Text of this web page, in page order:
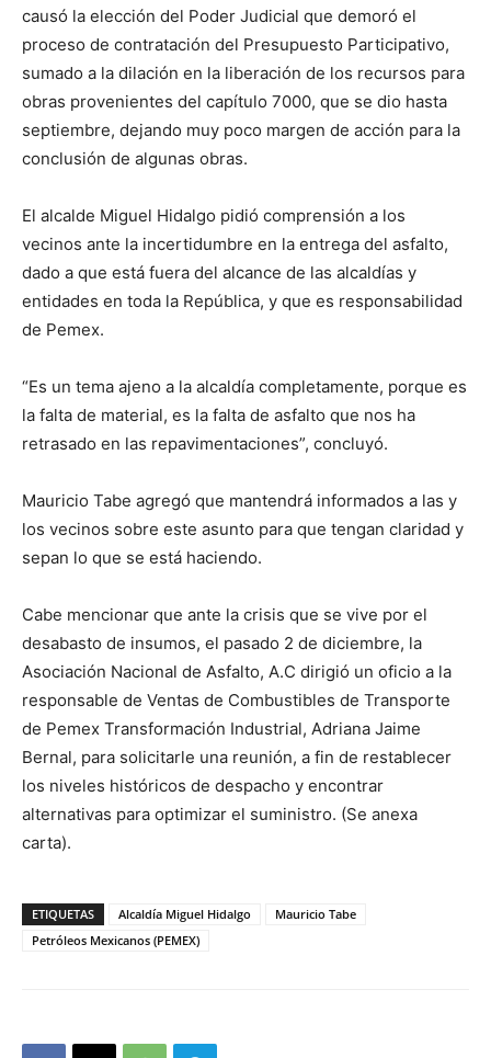
causó la elección del Poder Judicial que demoró el
proceso de contratación del Presupuesto Participativo,
sumado a la dilación en la liberación de los recursos para
obras provenientes del capítulo 7000, que se dio hasta
septiembre, dejando muy poco margen de acción para la
conclusión de algunas obras.
El alcalde Miguel Hidalgo pidió comprensión a los
vecinos ante la incertidumbre en la entrega del asfalto,
dado a que está fuera del alcance de las alcaldías y
entidades en toda la República, y que es responsabilidad
de Pemex.
“Es un tema ajeno a la alcaldía completamente, porque es
la falta de material, es la falta de asfalto que nos ha
retrasado en las repavimentaciones”, concluyó.
Mauricio Tabe agregó que mantendrá informados a las y
los vecinos sobre este asunto para que tengan claridad y
sepan lo que se está haciendo.
Cabe mencionar que ante la crisis que se vive por el
desabasto de insumos, el pasado 2 de diciembre, la
Asociación Nacional de Asfalto, A.C dirigió un oficio a la
responsable de Ventas de Combustibles de Transporte
de Pemex Transformación Industrial, Adriana Jaime
Bernal, para solicitarle una reunión, a fin de restablecer
los niveles históricos de despacho y encontrar
alternativas para optimizar el suministro. (Se anexa
carta).
ETIQUETAS Alcaldía Miguel Hidalgo
Mauricio Tabe
Petróleos Mexicanos (PEMEX)